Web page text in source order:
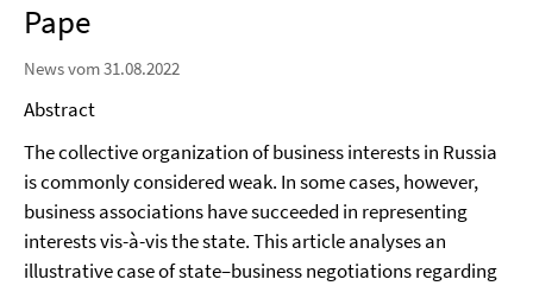
Pape
News vom 31.08.2022
Abstract
The collective organization of business interests in Russia
is commonly considered weak. In some cases, however,
business associations have succeeded in representing
interests vis-à-vis the state. This article analyses an
illustrative case of state–business negotiations regarding